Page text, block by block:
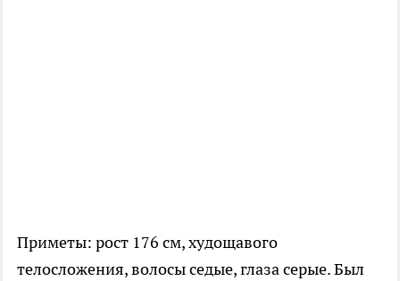
Приметы: рост 176 см, худощавого
телосложения, волосы седые, глаза серые. Был